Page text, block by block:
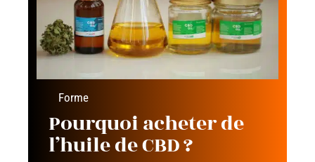
Forme
Pourquoi acheter de
l’huile de CBD ?